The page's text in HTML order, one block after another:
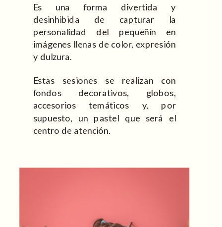
Es una forma divertida y
desinhibida de capturar la
personalidad del pequeñín en
imágenes llenas de color, expresión
y dulzura.
Estas sesiones se realizan con
fondos decorativos, globos,
accesorios temáticos y, por
supuesto, un pastel que será el
centro de atención.